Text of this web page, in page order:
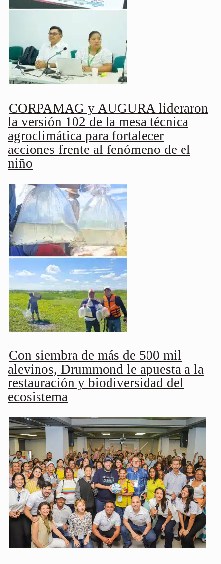
CORPAMAG y AUGURA lideraron
la versión 102 de la mesa técnica
agroclimática para fortalecer
acciones frente al fenómeno de el
niño
Con siembra de más de 500 mil
alevinos, Drummond le apuesta a la
restauración y biodiversidad del
ecosistema